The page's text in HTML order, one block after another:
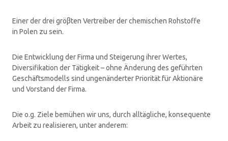
Einer der drei gröβten Vertreiber der chemischen Rohstoffe
in Polen zu sein.
Die Entwicklung der Firma und Steigerung ihrer Wertes,
Diversifikation der Tätigkeit – ohne Änderung des geführten
Geschäftsmodells sind ungenänderter Priorität für Aktionäre
und Vorstand der Firma.
Die o.g. Ziele bemühen wir uns, durch alltägliche, konsequente
Arbeit zu realisieren, unter anderem: